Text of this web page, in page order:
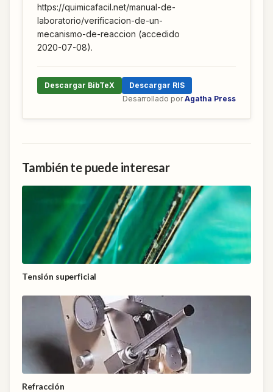
https://quimicafacil.net/manual-de-
laboratorio/verificacion-de-un-
mecanismo-de-reaccion (accedido
2020-07-08).
Descargar BibTeX
Descargar RIS
Desarrollado por Agatha Press
También te puede interesar
Tensión superficial
Refracción